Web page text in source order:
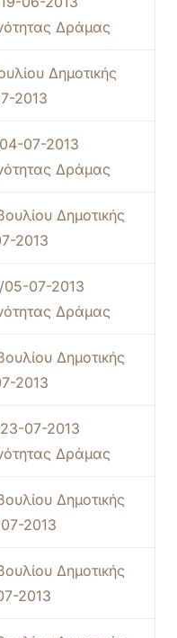
Δράμας
Δημοτικής
2013
07-2013
Δράμας
Δημοτικής
2013
05-07-2013
Δράμας
Δημοτικής
2013
07-2013
Δράμας
Δημοτικής
2013
Δημοτικής
2013